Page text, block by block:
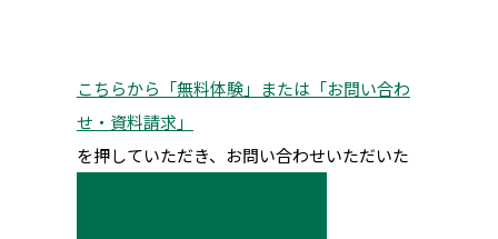
こちらから「無料体験」または「お問い合わ
せ・資料請求」
を押していただき、お問い合わせいただいた